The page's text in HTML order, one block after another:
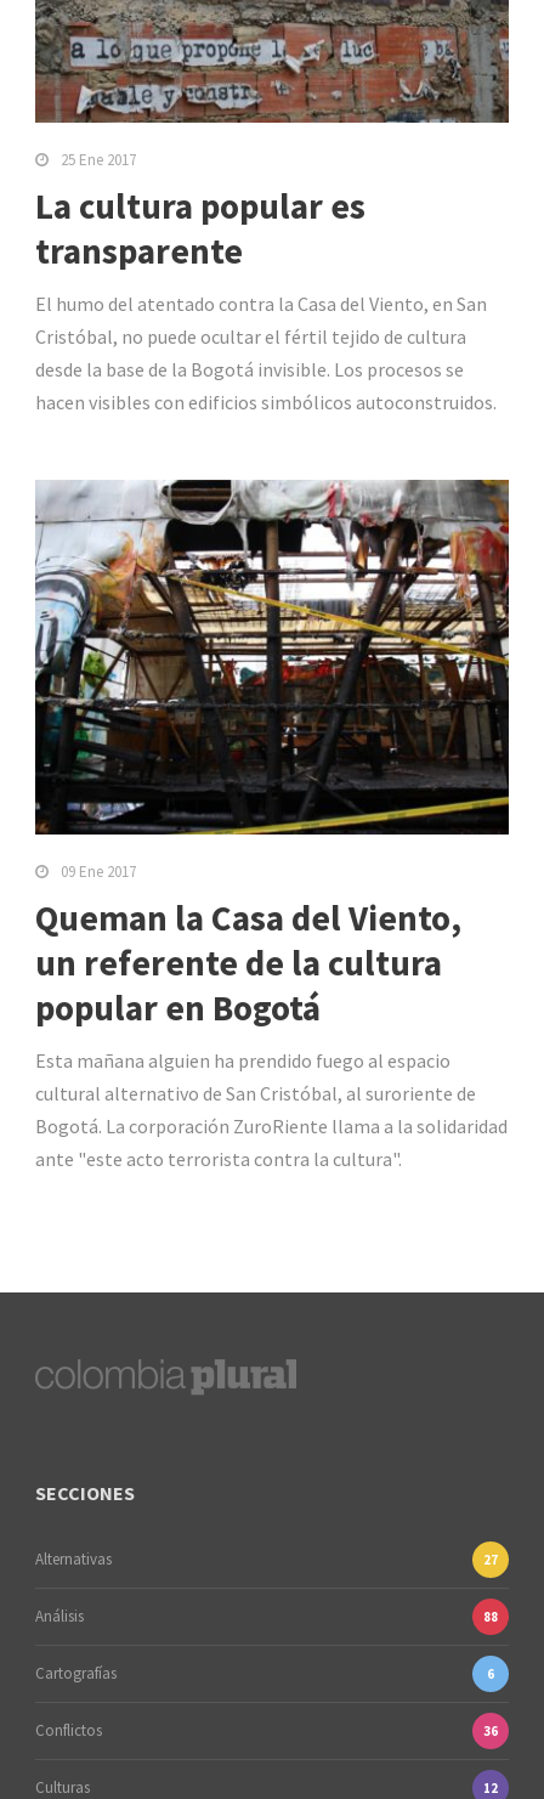
25 Ene 2017
La cultura popular es
transparente
El humo del atentado contra la Casa del Viento, en San
Cristóbal, no puede ocultar el fértil tejido de cultura
desde la base de la Bogotá invisible. Los procesos se
hacen visibles con edificios simbólicos autoconstruidos.
09 Ene 2017
Queman la Casa del Viento,
un referente de la cultura
popular en Bogotá
Esta mañana alguien ha prendido fuego al espacio
cultural alternativo de San Cristóbal, al suroriente de
Bogotá. La corporación ZuroRiente llama a la solidaridad
ante "este acto terrorista contra la cultura".
SECCIONES
Alternativas 27
Análisis 88
Cartografías 6
Conflictos 36
Culturas 12